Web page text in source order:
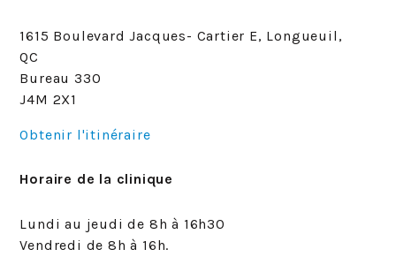
1615 Boulevard Jacques- Cartier E, Longueuil,
QC
Bureau 330
J4M 2X1
Obtenir l'itinéraire
Horaire de la clinique
Lundi au jeudi de 8h à 16h30
Vendredi de 8h à 16h.